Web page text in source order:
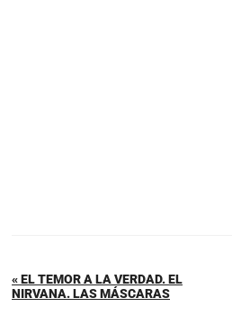
« EL TEMOR A LA VERDAD. EL
NIRVANA. LAS MÁSCARAS